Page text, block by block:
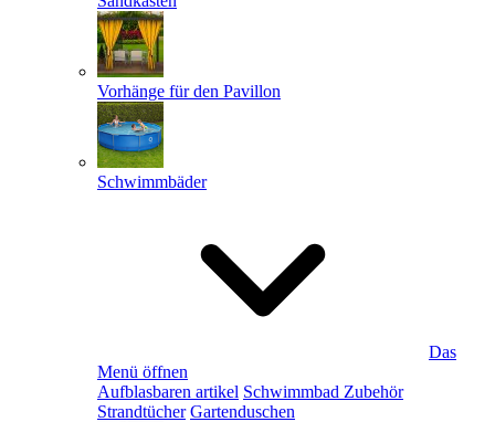
Vorhänge für den Pavillon
Schwimmbäder
Das
Menü öffnen
Aufblasbaren artikel Schwimmbad Zubehör
Strandtücher Gartenduschen